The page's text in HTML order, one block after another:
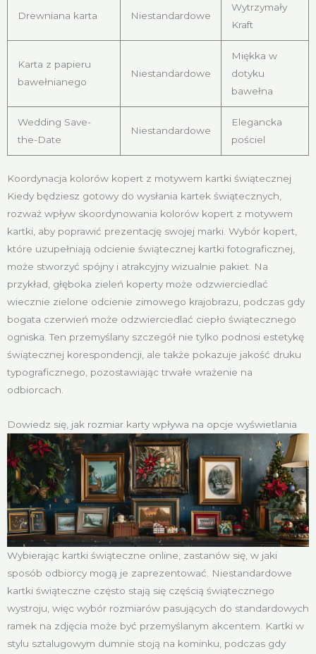
Drewniana karta Niestandardowe
Wytrzymały
Kraft
Karta z papieru
bawełnianego
Niestandardowe
Miękka w
dotyku
bawełna
Wedding Save-
the-Date
Niestandardowe
Elegancka
pościel
Koordynacja kolorów kopert z motywem kartki świątecznej
Kiedy będziesz gotowy do wysłania kartek świątecznych,
rozważ wpływ skoordynowania kolorów kopert z motywem
kartki, aby poprawić prezentację swojej marki. Wybór kopert,
które uzupełniają odcienie świątecznej kartki fotograficznej,
może stworzyć spójny i atrakcyjny wizualnie pakiet. Na
przykład, głęboka zieleń koperty może odzwierciedlać
wiecznie zielone odcienie zimowego krajobrazu, podczas gdy
bogata czerwień może odzwierciedlać ciepło świątecznego
ogniska. Ten przemyślany szczegół nie tylko podnosi estetykę
świątecznej korespondencji, ale także pokazuje jakość druku
typograficznego, pozostawiając trwałe wrażenie na
odbiorcach.
Dowiedz się, jak rozmiar karty wpływa na opcje wyświetlania
Wybierając kartki świąteczne online, zastanów się, w jaki
sposób odbiorcy mogą je zaprezentować. Niestandardowe
kartki świąteczne często stają się częścią świątecznego
wystroju, więc wybór rozmiarów pasujących do standardowych
ramek na zdjęcia może być przemyślanym akcentem. Kartki w
stylu sztalugowym dumnie stoją na kominku, podczas gdy